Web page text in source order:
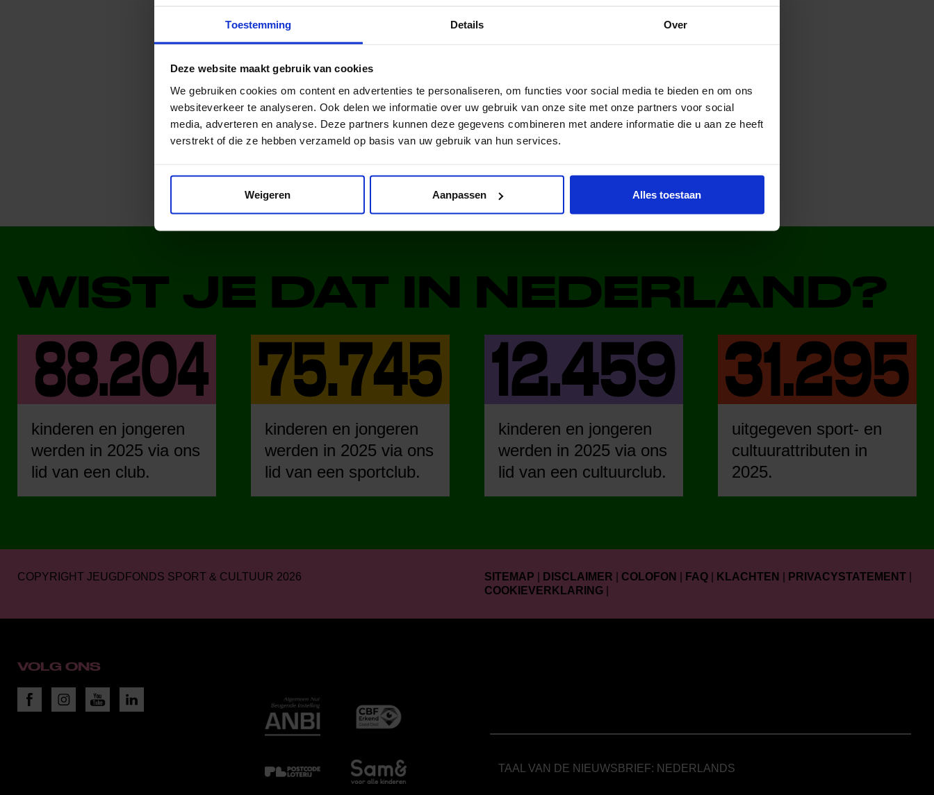
Toestemming Details Over
Deze website maakt gebruik van cookies
We gebruiken cookies om content en advertenties te personaliseren, om functies voor social media te bieden en om ons
websiteverkeer te analyseren. Ook delen we informatie over uw gebruik van onze site met onze partners voor social
media, adverteren en analyse. Deze partners kunnen deze gegevens combineren met andere informatie die u aan ze heeft
verstrekt of die ze hebben verzameld op basis van uw gebruik van hun services.
Weigeren Aanpassen Alles toestaan
Deel dit bericht op social media!
WIST JE DAT IN NEDERLAND?
kinderen en jongeren
werden in 2025 via ons
lid van een club.
kinderen en jongeren
werden in 2025 via ons
lid van een sportclub.
kinderen en jongeren
werden in 2025 via ons
lid van een cultuurclub.
uitgegeven sport- en
cultuurattributen in
2025.
COPYRIGHT JEUGDFONDS SPORT & CULTUUR 2026 SITEMAP DISCLAIMER COLOFON FAQ KLACHTEN PRIVACYSTATEMENT
COOKIEVERKLARING
VOLG ONS
TAAL VAN DE NIEUWSBRIEF: NEDERLANDS